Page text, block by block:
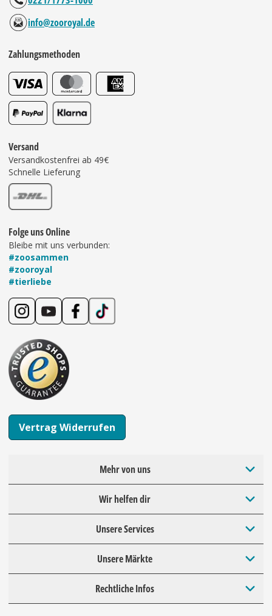
info@zooroyal.de
Zahlungsmethoden
Versand
Versandkostenfrei ab 49€
Schnelle Lieferung
Folge uns Online
Bleibe mit uns verbunden:
#zoosammen
#zooroyal
#tierliebe
Vertrag Widerrufen
Mehr von uns
Wir helfen dir
Unsere Services
Unsere Märkte
Rechtliche Infos